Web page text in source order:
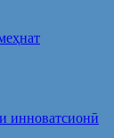
инноватсионӣ